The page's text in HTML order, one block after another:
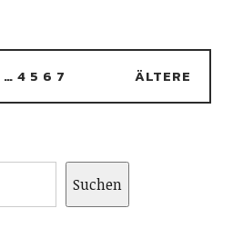
… 4 5 6 7 ÄLTERE
Suchen